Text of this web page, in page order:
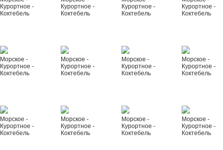
Курортное -
Коктебель
Курортное -
Коктебель
Курортное -
Коктебель
Курортное -
Коктебель
Морское -
Курортное -
Коктебель
Морское -
Курортное -
Коктебель
Морское -
Курортное -
Коктебель
Морское -
Курортное -
Коктебель
Морское -
Курортное -
Коктебель
Морское -
Курортное -
Коктебель
Морское -
Курортное -
Коктебель
Морское -
Курортное -
Коктебель